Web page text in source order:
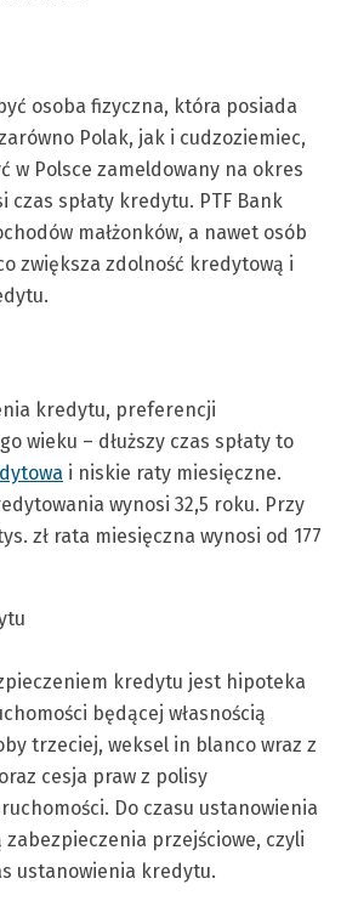
osoba fizyczna, która posiada
Polak, jak i cudzoziemiec,
w Polsce zameldowany na okres
czas spłaty kredytu. PTF Bank
małżonków, a nawet osób
zwiększa zdolność kredytową i
kredytu, preferencji
wieku – dłuższy czas spłaty to
i niskie raty miesięczne.
wynosi 32,5 roku. Przy
zł rata miesięczna wynosi od 177
kredytu jest hipoteka
będącej własnością
trzeciej, weksel in blanco wraz z
cesja praw z polisy
Do czasu ustanowienia
przejściowe, czyli
ustanowienia kredytu.